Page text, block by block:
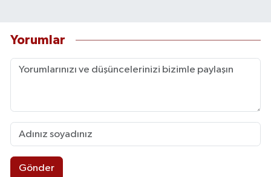
Yorumlar
Gönder